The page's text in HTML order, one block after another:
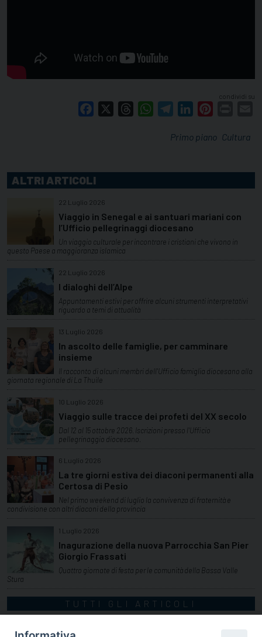
condividi su
Facebook ThreadsWhatsAppTelegramLinkedIn
Cultura
Primo piano
ALTRI ARTICOLI
22 Luglio 2026
Viaggio in Senegal e ai santuari mariani con
l’Ufficio pellegrinaggi diocesano
Un viaggio culturale per incontrare i cristiani che vivono in
questo Paese a maggioranza islamica
22 Luglio 2026
I dialoghi dell’Alpe
Appuntamenti estivi per offrire alcuni strumenti interpretativi
riguardo a temi di attualità
13 Luglio 2026
In ascolto delle famiglie, per camminare
insieme
Il racconto di alcuni membri dell'Ufficio famiglia diocesano alla
giornata regionale di La Thuile
10 Luglio 2026
Viaggio sulle tracce dei profeti del XX secolo
Dal 12 al 15 ottobre 2026. Iscrizioni presso l'Ufficio
pellegrinaggio diocesano.
6 Luglio 2026
La tre giorni estiva dei diaconi permanenti alla
Certosa di Pesio
Nel primo weekend di luglio la convivenza di fraternità e
condivisione con altri diaconi della provincia
1 Luglio 2026
Inagurazione della nuova Parrocchia San Pier
Giorgio Frassati
Quattro giornate di festa per le comunità della Bassa Valle
Stura
TUTTI GLI ARTICOLI